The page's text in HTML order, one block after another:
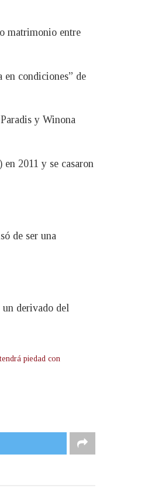
matrimonio entre
en condiciones” de
y Winona
2011 y se casaron
de ser una
derivado del
piedad con